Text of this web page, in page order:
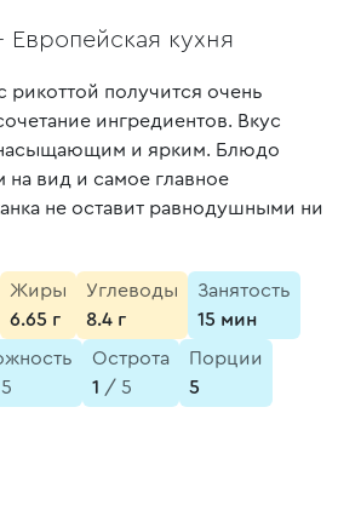
Европейская кухня
рикоттой получится очень
ингредиентов. Вкус
и ярким. Блюдо
на вид и самое главное
не оставит равнодушными ни
Жиры
6.65 г
Углеводы
8.4 г
Занятость
15 мин
Острота
1 / 5
Порции
5